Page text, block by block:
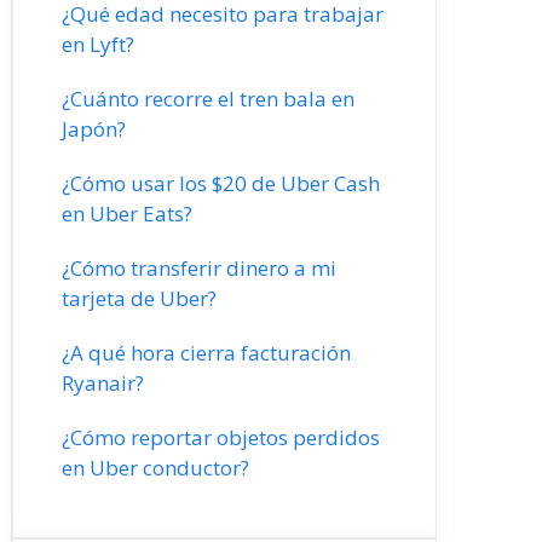
¿Qué edad necesito para trabajar
en Lyft?
¿Cuánto recorre el tren bala en
Japón?
¿Cómo usar los $20 de Uber Cash
en Uber Eats?
¿Cómo transferir dinero a mi
tarjeta de Uber?
¿A qué hora cierra facturación
Ryanair?
¿Cómo reportar objetos perdidos
en Uber conductor?